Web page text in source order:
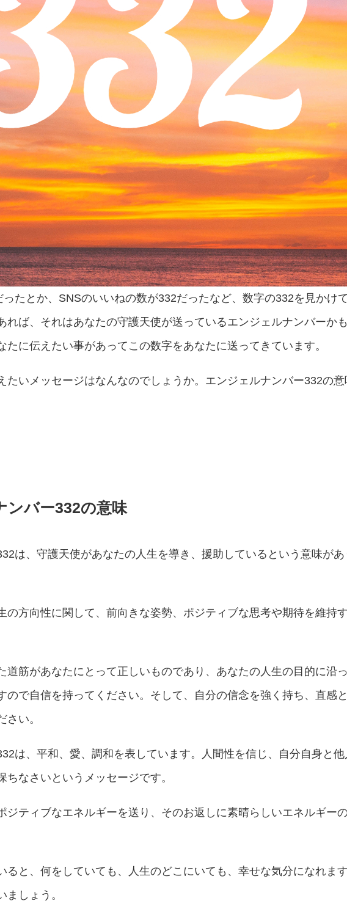
ったとか、SNSのいいねの数が332だったなど、数字の332を見かけ
れば、それはあなたの守護天使が送っているエンジェルナンバーか
たに伝えたい事があってこの数字をあなたに送ってきています。
たいメッセージはなんなのでしょうか。エンジェルナンバー332の意
ンバー332の意味
は、守護天使があなたの人生を導き、援助しているという意味があ
の方向性に関して、前向きな姿勢、ポジティブな思考や期待を維持
道筋があなたにとって正しいものであり、あなたの人生の目的に沿
ので自信を持ってください。そして、自分の信念を強く持ち、直感
さい。
は、平和、愛、調和を表しています。人間性を信じ、自分自身と
ちなさいというメッセージです。
ジティブなエネルギーを送り、そのお返しに素晴らしいエネルギー
ると、何をしていても、人生のどこにいても、幸せな気分になれま
ましょう。